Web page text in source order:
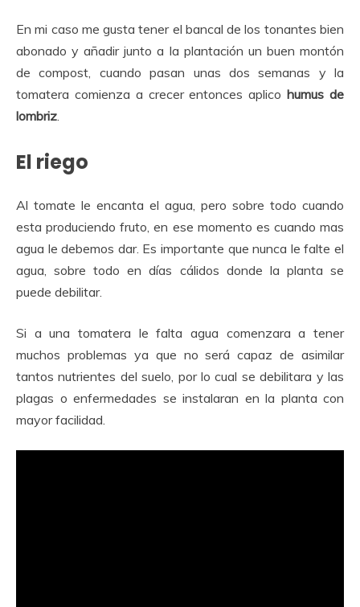
En mi caso me gusta tener el bancal de los tonantes bien
abonado y añadir junto a la plantación un buen montón
de compost, cuando pasan unas dos semanas y la
tomatera comienza a crecer entonces aplicohumus de
lombriz
El riego
Al tomate le encanta el agua, pero sobre todo cuando
esta produciendo fruto, en ese momento es cuando mas
agua le debemos dar. Es importante que nunca le falte el
agua, sobre todo en días cálidos donde la planta se
puede debilitar.
Si a una tomatera le falta agua comenzara a tener
muchos problemas ya que no será capaz de asimilar
tantos nutrientes del suelo, por lo cual se debilitara y las
plagas o enfermedades se instalaran en la planta con
mayor facilidad.